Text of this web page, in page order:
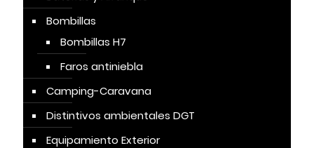
Bombillas
Bombillas H7
Faros antiniebla
Camping-Caravana
Distintivos ambientales DGT
Equipamiento Exterior